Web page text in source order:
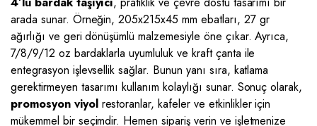
arada sunar. Örneğin, 205x215x45 mm ebatları, 27 gr
ağırlığı ve geri dönüşümlü malzemesiyle öne çıkar. Ayrıca,
7/8/9/12 oz bardaklarla uyumluluk ve kraft çanta ile
entegrasyon işlevsellik sağlar. Bunun yanı sıra, katlama
gerektirmeyen tasarımı kullanım kolaylığı sunar. Sonuç olarak,
promosyon viyolrestoranlar, kafeler ve etkinlikler için
mükemmel bir seçimdir. Hemen sipariş verin ve işletmenize